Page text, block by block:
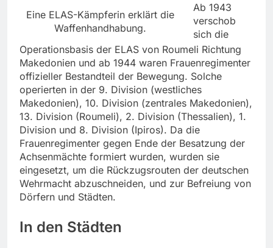
Eine ELAS-Kämpferin erklärt die
Waffenhandhabung.
Ab 1943
verschob
sich die
Operationsbasis der ELAS von Roumeli Richtung
Makedonien und ab 1944 waren Frauenregimenter
offizieller Bestandteil der Bewegung. Solche
operierten in der 9. Division (westliches
Makedonien), 10. Division (zentrales Makedonien),
13. Division (Roumeli), 2. Division (Thessalien), 1.
Division und 8. Division (Ipiros). Da die
Frauenregimenter gegen Ende der Besatzung der
Achsenmächte formiert wurden, wurden sie
eingesetzt, um die Rückzugsrouten der deutschen
Wehrmacht abzuschneiden, und zur Befreiung von
Dörfern und Städten.
In den Städten